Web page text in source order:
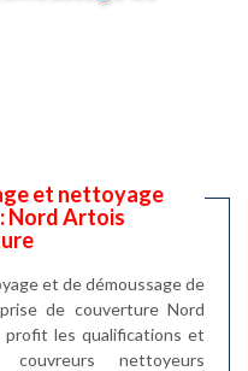
et nettoyage
Nord Artois
et de démoussage de
de couverture Nord
les qualifications et
nettoyeurs